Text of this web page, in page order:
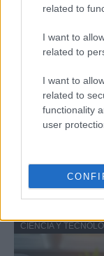
related to
I want to
related to
I want to
related to
functionality
user
Los fans de
CIENCIA Y